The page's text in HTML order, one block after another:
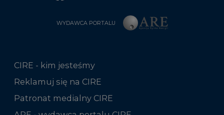
WYDAWCA PORTALU
CIRE - kim jesteśmy
Reklamuj się na CIRE
Patronat medialny CIRE